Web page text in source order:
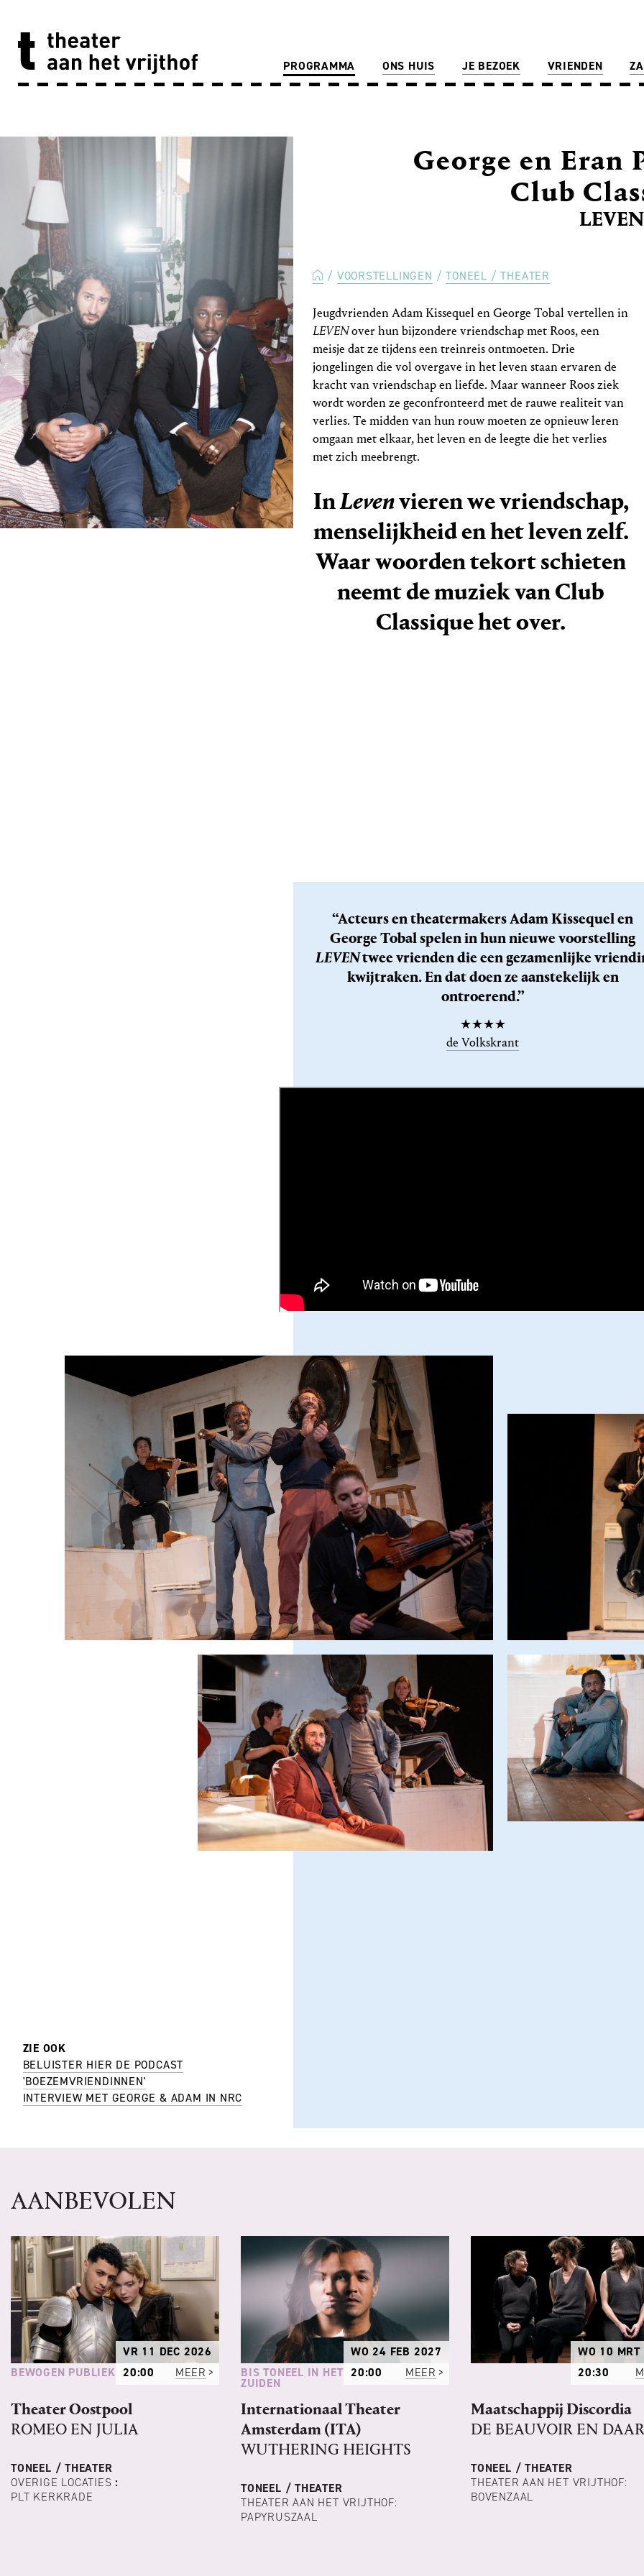
PROGRAMMA ONS HUIS JE BEZOEK VRIENDEN
LEVEN
George en Eran
Club
VOORSTELLINGEN TONEEL / THEATER
Jeugdvrienden Adam Kissequel en George Tobal vertellen in
LEVENover hun bijzondere vriendschap met Roos, een
meisje dat ze tijdens een treinreis ontmoeten. Drie
jongelingen die vol overgave in het leven staan ervaren de
kracht van vriendschap en liefde. Maar wanneer Roos ziek
wordt worden ze geconfronteerd met de rauwe realiteit van
verlies. Te midden van hun rouw moeten ze opnieuw leren
omgaan met elkaar, het leven en de leegte die het verlies
met zich meebrengt.
InLevenvieren we vriendschap,
menselijkheid en het leven zelf.
Waar woorden tekort schieten
neemt de muziek van Club
Classique het over.
ZIE OOK
BELUISTER HIER DE PODCAST
'BOEZEMVRIENDINNEN'
INTERVIEW MET GEORGE & ADAM IN NRC
“Acteurs en theatermakers Adam Kissequel en
George Tobal spelen in hun nieuwe voorstelling
LEVENtwee vrienden die een gezamenlijke
kwijtraken. En dat doen ze aanstekelijk en
ontroerend.”
★★★★
de Volkskrant
AANBEVOLEN
BEWOGEN PUBLIEK
VR 11 DEC 2026
20:00
MEER
Theater Oostpool
ROMEO EN JULIA
TONEEL / THEATER
OVERIGE LOCATIES :
PLT KERKRADE
BIS TONEEL IN HET
ZUIDEN
WO 24 FEB 2027
20:00
MEER
Internationaal Theater
Amsterdam (ITA)
WUTHERING HEIGHTS
TONEEL / THEATER
THEATER AAN HET VRIJTHOF:
PAPYRUSZAAL
WO 10
20:30
Maatschappij Discordia
DE BEAUVOIR EN
TONEEL / THEATER
THEATER AAN HET VRIJTHOF:
BOVENZAAL